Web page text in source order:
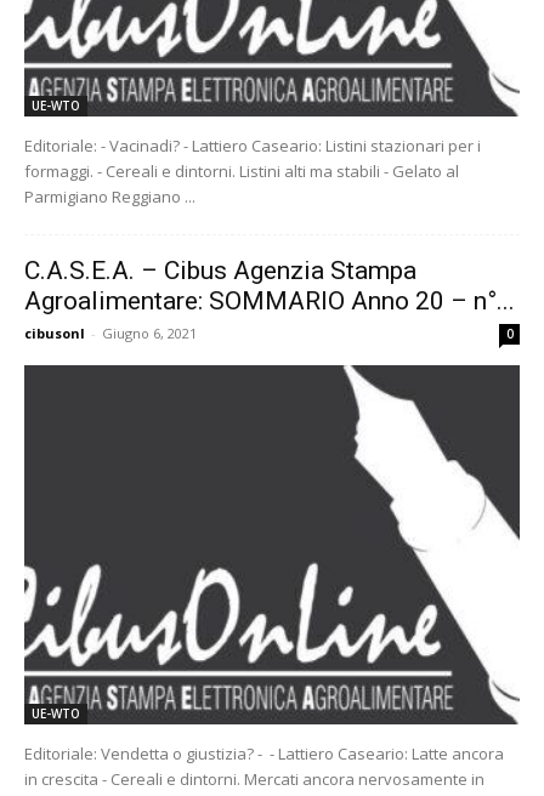
UE-WTO
Editoriale: - Vacinadi? - Lattiero Caseario: Listini stazionari per i
formaggi. - Cereali e dintorni. Listini alti ma stabili - Gelato al
Parmigiano Reggiano ...
C.A.S.E.A. – Cibus Agenzia Stampa
Agroalimentare: SOMMARIO Anno 20 – n°...
cibusonl - Giugno 6, 2021 0
UE-WTO
Editoriale: Vendetta o giustizia? - - Lattiero Caseario: Latte ancora
in crescita - Cereali e dintorni. Mercati ancora nervosamente in